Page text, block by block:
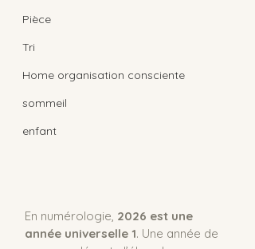
Pièce
Tri
Home organisation consciente
sommeil
enfant
En numérologie, 2026 est une
année universelle 1. Une année de